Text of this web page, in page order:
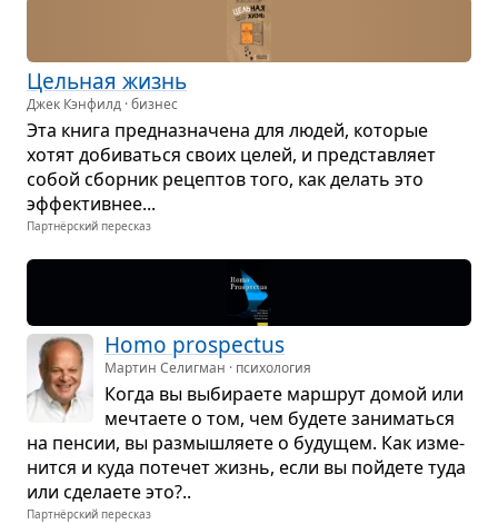
Цель­ная жизнь
Джек Кэнфилд · бизнес
Эта книга пред­на­зна­чена для людей, кото­рые
хотят доби­ваться своих целей, и пред­став­ляет
собой сбор­ник рецеп­тов того, как делать это
эффек­тив­нее...
Партнёрский пересказ
Homo prospectus
Мартин Селигман · психология
Когда вы выби­ра­ете марш­рут домой или
меч­та­ете о том, чем будете зани­маться
на пен­сии, вы раз­мыш­ля­ете о буду­щем. Как изме­
нится и куда поте­чет жизнь, если вы пойдете туда
или сде­ла­ете это?..
Партнёрский пересказ